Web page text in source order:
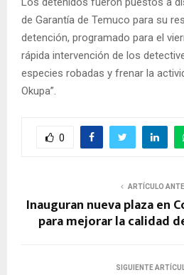
de Garantía de Temuco para su
detención, programado para el
rápida intervención de los
especies robadas y frenar la
Okupa”.
0
ARTÍCULO
Inauguran nueva plaza en
para mejorar la calidad
SIGUIENTE